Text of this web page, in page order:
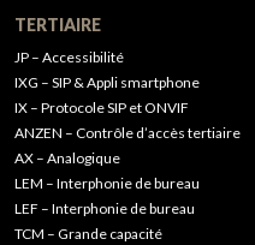
TERTIAIRE
JP – Accessibilité
IXG – SIP & Appli smartphone
IX – Protocole SIP et ONVIF
ANZEN – Contrôle d’accès tertiaire
AX – Analogique
LEM – Interphonie de bureau
LEF – Interphonie de bureau
TCM – Grande capacité